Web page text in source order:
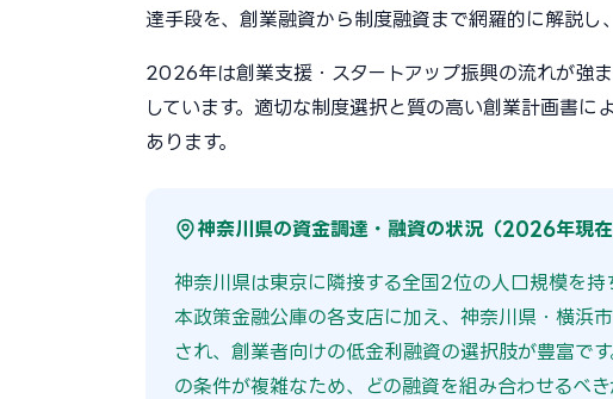
達手段を、創業融資から制度融資まで網羅的に解説し
2026年は創業支援・スタートアップ振興の流れが強
しています。適切な制度選択と質の高い創業計画書
あります。
神奈川県の資金調達・融資の状況（2026年現在
神奈川県は東京に隣接する全国2位の人口規模を
本政策金融公庫の各支店に加え、神奈川県・横浜
され、創業者向けの低金利融資の選択肢が豊富で
の条件が複雑なため、どの融資を組み合わせるべ